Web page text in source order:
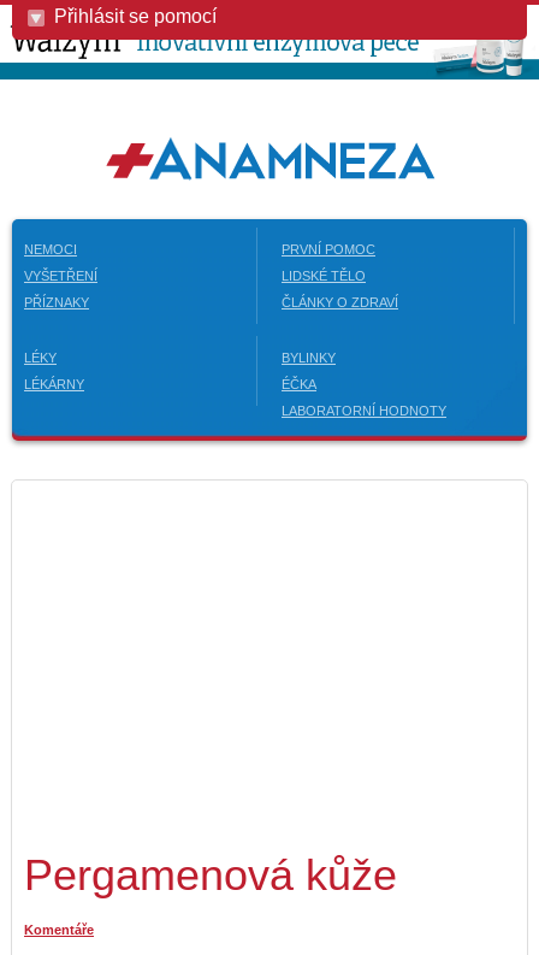
Přihlásit se pomocí
NEMOCI
VYŠETŘENÍ
PŘÍZNAKY
PRVNÍ POMOC
LIDSKÉ TĚLO
ČLÁNKY O ZDRAVÍ
LÉKY
LÉKÁRNY
BYLINKY
ÉČKA
LABORATORNÍ HODNOTY
Pergamenová kůže
Komentáře